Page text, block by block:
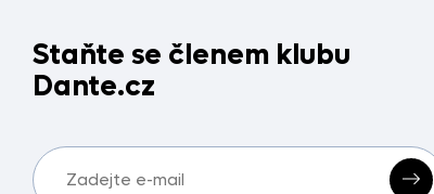
Staňte se členem klubu
Dante.cz